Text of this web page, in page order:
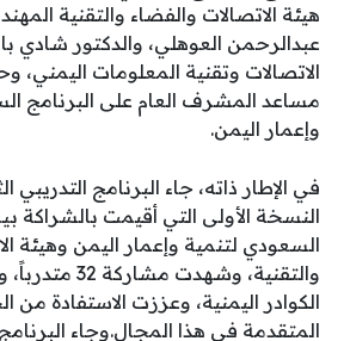
هيئة الاتصالات والفضاء والتقنية
عبدالرحمن العوهلي، والدكتور شادي
الاتصالات وتقنية المعلومات
مساعد المشرف العام على البرنامج
وإعمار اليمن.
في الإطار ذاته، جاء البرنامج التدريبي
النسخة الأولى التي أقيمت بالشراكة
السعودي لتنمية وإعمار اليمن وهيئة
والتقنية، وشهدت
الكوادر اليمنية، وعززت الاستفادة من
المتقدمة في هذا المجال.وجاء البرنامج